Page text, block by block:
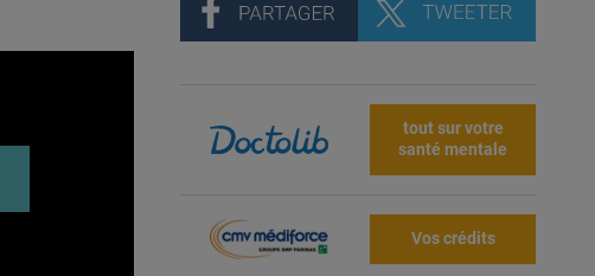
tout sur votre
santé mentale
Vos crédits